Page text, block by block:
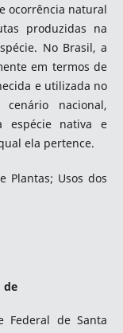
ocorrência natural
produzidas na
No Brasil, a
em termos de
e utilizada no
nacional,
espécie nativa e
ela pertence.
Plantas; Usos dos
de
Federal de Santa